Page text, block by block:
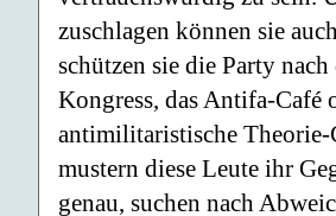
zuschlagen können sie
schützen sie die Party nach
Kongress, das Antifa-Café
antimilitaristische
mustern diese Leute ihr
genau, suchen nach